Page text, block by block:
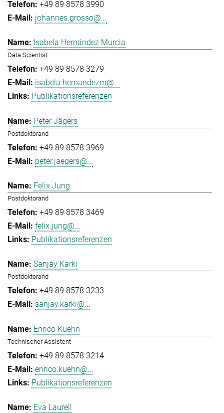
+49 89 8578 3990
johannes.grosso@...
Isabela Hernández Murcia
Data Scientist
+49 89 8578 3279
isabela.hernandezm@...
Publikationsreferenzen
Peter Jägers
Postdoktorand
+49 89 8578 3969
peter.jaegers@...
Felix Jung
Postdoktorand
+49 89 8578 3469
felix.jung@...
Publikationsreferenzen
Sanjay Karki
Postdoktorand
+49 89 8578 3233
sanjay.karki@...
Enrico Kuehn
Technischer Assistent
+49 89 8578 3214
enrico.kuehn@...
Publikationsreferenzen
Eva Laurell